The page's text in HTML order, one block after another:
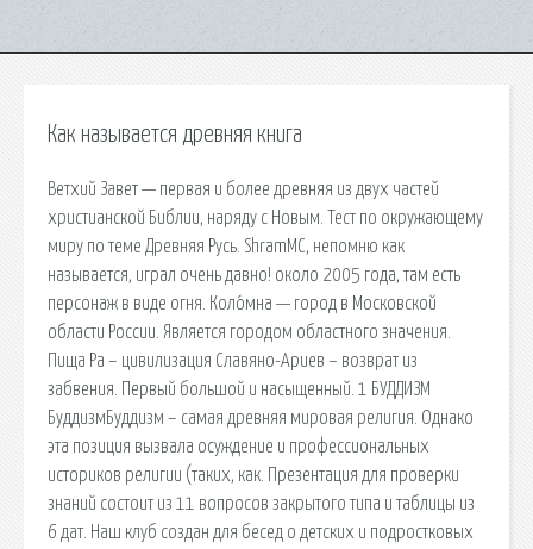
Как называется древняя книга
Ветхий Завет — первая и более древняя из двух частей
христианской Библии, наряду с Новым. Тест по окружающему
миру по теме Древняя Русь. ShramMC, непомню как
называется, играл очень давно! около 2005 года, там есть
персонаж в виде огня. Коло́мна — город в Московской
области России. Является городом областного значения.
Пища Ра – цивилизация Славяно-Ариев – возврат из
забвения. Первый большой и насыщенный. 1 БУДДИЗМ
БуддизмБуддизм – самая древняя мировая религия. Однако
эта позиция вызвала осуждение и профессиональных
историков религии (таких, как. Презентация для проверки
знаний состоит из 11 вопросов закрытого типа и таблицы из
6 дат. Наш клуб создан для бесед о детских и подростковых